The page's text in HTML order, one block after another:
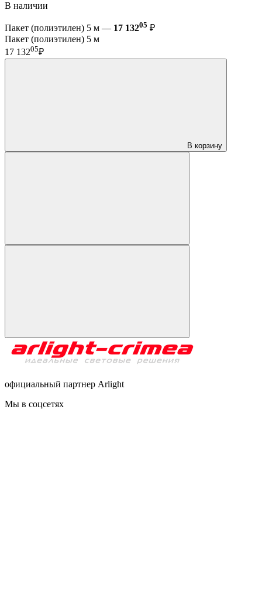
В наличии
Пакет (полиэтилен) 5 м — 17 13205 ₽
Пакет (полиэтилен) 5 м
17 13205₽
В корзину
официальный партнер Arlight
Мы в соцсетях